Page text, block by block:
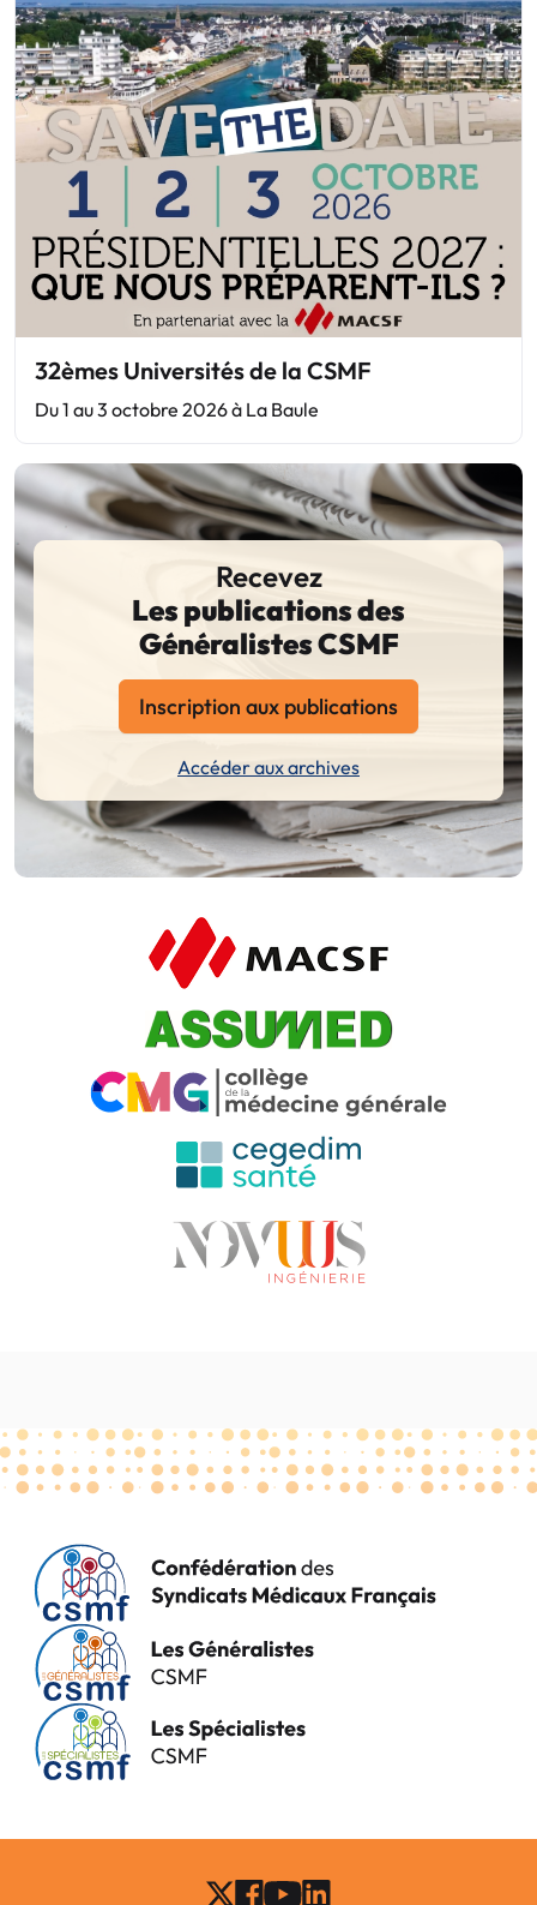
32èmes Universités de la CSMF
Du 1 au 3 octobre 2026 à La Baule
Recevez
Les publications des
Généralistes CSMF
Inscription aux publications
Accéder aux archives